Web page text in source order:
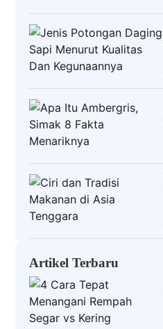
Artikel Terbaru